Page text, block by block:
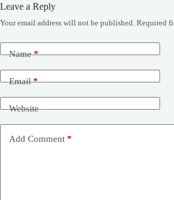
Leave a Reply
Your email address will not be published. Required
Name*
Email*
Website
Add Comment *